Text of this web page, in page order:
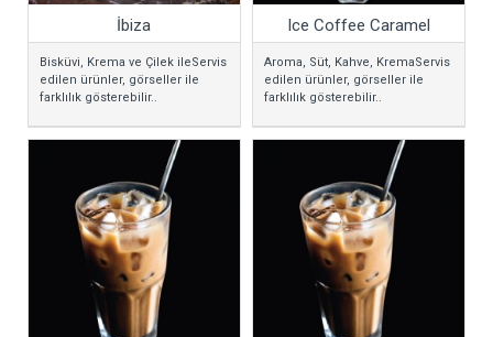
İbiza
Bisküvi, Krema ve Çilek ileServis
edilen ürünler, görseller ile
farklılık gösterebilir..
Ice Coffee Caramel
Aroma, Süt, Kahve, KremaServis
edilen ürünler, görseller ile
farklılık gösterebilir..